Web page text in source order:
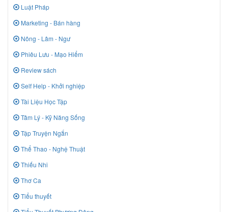
Luật Pháp
Marketing - Bán hàng
Nông - Lâm - Ngư
Phiêu Lưu - Mạo Hiểm
Review sách
Self Help - Khởi nghiệp
Tài Liệu Học Tập
Tâm Lý - Kỹ Năng Sống
Tập Truyện Ngắn
Thể Thao - Nghệ Thuật
Thiếu Nhi
Thơ Ca
Tiểu thuyết